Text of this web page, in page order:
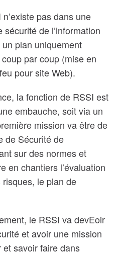
pas dans une
de l’information
plan uniquement
par coup (mise en
pour site Web).
la fonction de RSSI est
embauche, soit via un
mission va être de
de Sécurité de
sur des normes et
en chantiers l’évaluation
le plan de
le RSSI va devEoir
et avoir une mission
savoir faire dans